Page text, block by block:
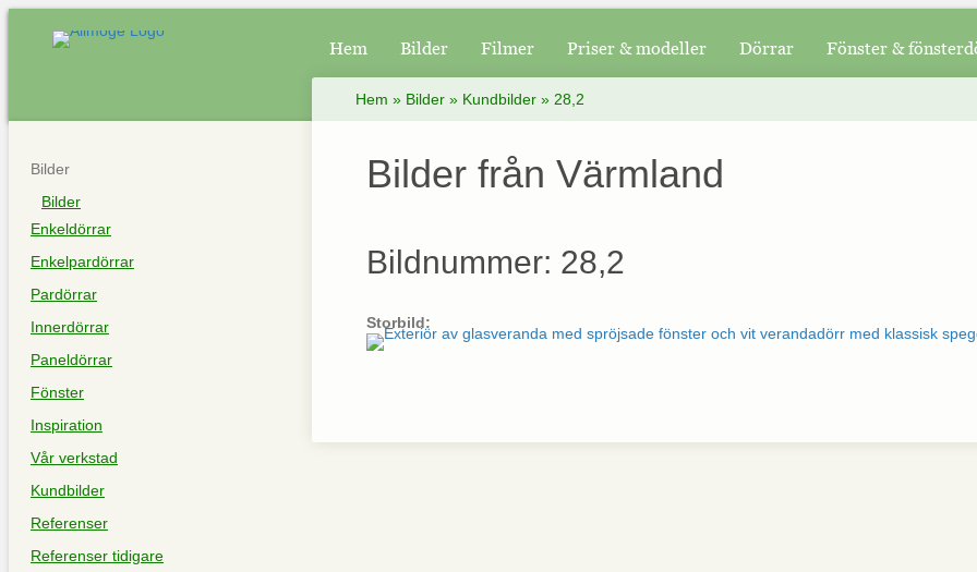
Hem Bilder Filmer Priser & modeller Dörrar Fönster &
Bilder
Bilder
Enkeldörrar
Enkelpardörrar
Pardörrar
Innerdörrar
Paneldörrar
Fönster
Inspiration
Vår verkstad
Kundbilder
Referenser
Referenser tidigare
Hem » Bilder» Kundbilder» 28,2
Bilder från Värmland
Bildnummer: 28,2
Storbild: